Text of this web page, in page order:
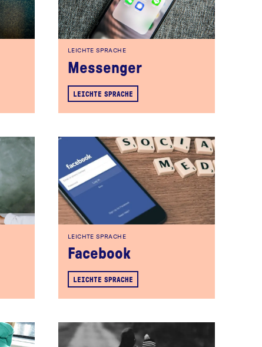
LEICHTE SPRACHE
Messenger
LEICHTE SPRACHE
LEICHTE SPRACHE
Facebook
LEICHTE SPRACHE